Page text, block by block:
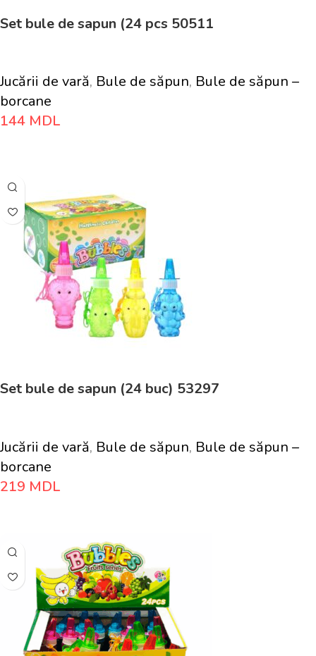
Set bule de sapun (24 pcs 50511
Jucării de vară, Bule de săpun, Bule de săpun –
borcane
144 MDL
Set bule de sapun (24 buc) 53297
Jucării de vară, Bule de săpun, Bule de săpun –
borcane
219 MDL